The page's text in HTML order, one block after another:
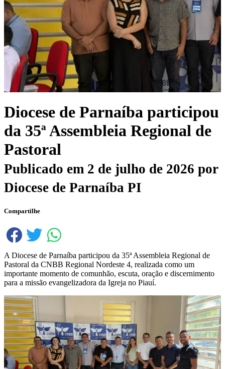
Diocese de Parnaíba participou
da 35ª Assembleia Regional de
Pastoral
Publicado em 2 de julho de 2026 por
Diocese de Parnaíba PI
Compartilhe
A Diocese de Parnaíba participou da 35ª Assembleia Regional de
Pastoral da CNBB Regional Nordeste 4, realizada como um
importante momento de comunhão, escuta, oração e discernimento
para a missão evangelizadora da Igreja no Piauí.